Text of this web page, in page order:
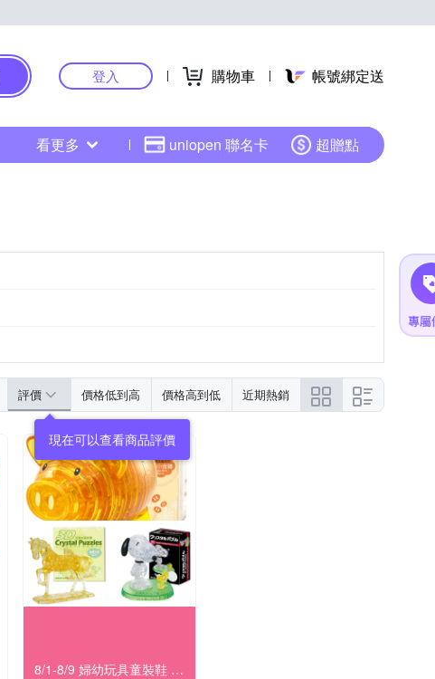
登入 購物車 帳號綁定送
看更多 uniopen 聯名卡 超贈點
評價 價格低到高 價格高到低 近期熱銷
現在可以查看商品評價
8/1-8/9 婦幼玩具童裝鞋 指定品滿999折100